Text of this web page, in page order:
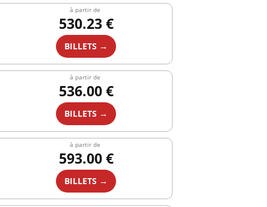
à partir de
530.23 €
BILLETS →
à partir de
536.00 €
BILLETS →
à partir de
593.00 €
BILLETS →